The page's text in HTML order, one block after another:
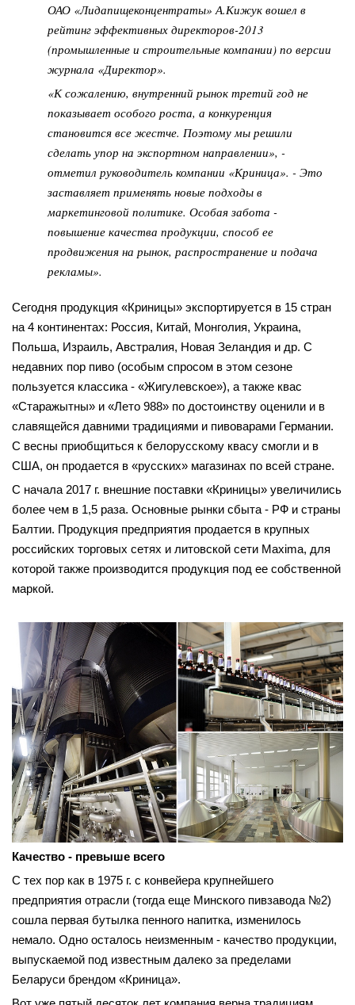
ОАО «Лидапищеконцентраты» А.Кижук вошел в
рейтинг эффективных директоров-2013
(промышленные и строительные компании) по версии
журнала «Директор».
«К сожалению, внутренний рынок третий год не
показывает особого роста, а конкуренция
становится все жестче. Поэтому мы решили
сделать упор на экспортном направлении», -
отметил руководитель компании «Криница». - Это
заставляет применять новые подходы в
маркетинговой политике. Особая забота -
повышение качества продукции, способ ее
продвижения на рынок, распространение и подача
рекламы».
Сегодня продукция «Криницы» экспортируется в 15 стран
на 4 континентах: Россия, Китай, Монголия, Украина,
Польша, Израиль, Австралия, Новая Зеландия и др. С
недавних пор пиво (особым спросом в этом сезоне
пользуется классика - «Жигулевское»), а также квас
«Старажытны» и «Лето 988» по достоинству оценили и в
славящейся давними традициями и пивоварами Германии.
С весны приобщиться к белорусскому квасу смогли и в
США, он продается в «русских» магазинах по всей стране.
С начала 2017 г. внешние поставки «Криницы» увеличились
более чем в 1,5 раза. Основные рынки сбыта - РФ и страны
Балтии. Продукция предприятия продается в крупных
российских торговых сетях и литовской сети Maxima, для
которой также производится продукция под ее собственной
маркой.
Качество - превыше всего
С тех пор как в 1975 г. с конвейера крупнейшего
предприятия отрасли (тогда еще Минского пивзавода №2)
сошла первая бутылка пенного напитка, изменилось
немало. Одно осталось неизменным - качество продукции,
выпускаемой под известным далеко за пределами
Беларуси брендом «Криница».